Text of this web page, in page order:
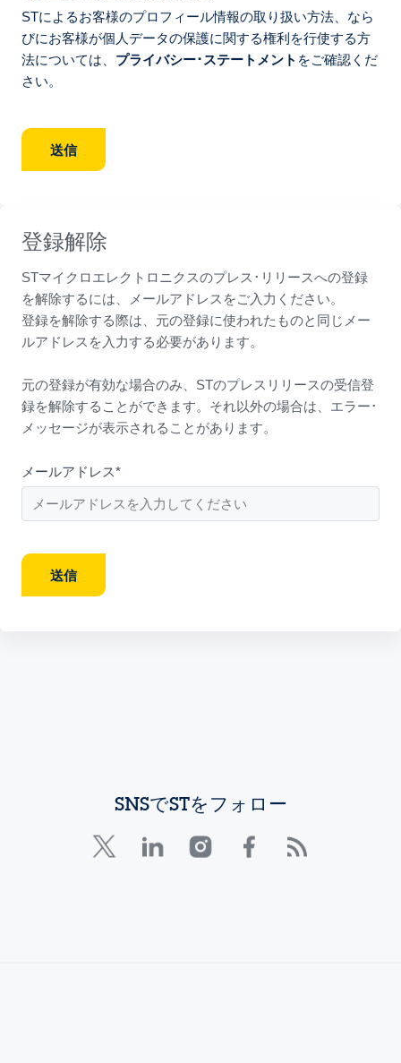
STによるお客様のプロフィール情報の取り扱い方法、なら
びにお客様が個人データの保護に関する権利を行使する方
法については、 プライバシー･ステートメント をご確認くだ
さい。
送信
登録解除
STマイクロエレクトロニクスのプレス･リリースへの登録
を解除するには、メールアドレスをご入力ください。
登録を解除する際は、元の登録に使われたものと同じメー
ルアドレスを入力する必要があります。
元の登録が有効な場合のみ、STのプレスリリースの受信登
録を解除することができます。それ以外の場合は、エラー･
メッセージが表示されることがあります。
メールアドレス*
送信
SNSでSTをフォロー